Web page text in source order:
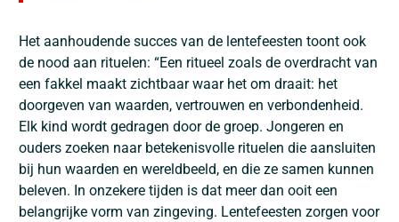
Het aanhoudende succes van de lentefeesten toont ook
de nood aan rituelen: “Een ritueel zoals de overdracht van
een fakkel maakt zichtbaar waar het om draait: het
doorgeven van waarden, vertrouwen en verbondenheid.
Elk kind wordt gedragen door de groep. Jongeren en
ouders zoeken naar betekenisvolle rituelen die aansluiten
bij hun waarden en wereldbeeld, en die ze samen kunnen
beleven. In onzekere tijden is dat meer dan ooit een
belangrijke vorm van zingeving. Lentefeesten zorgen voor